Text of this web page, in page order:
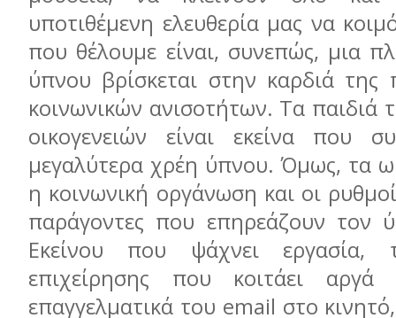
υποτιθέμενη ελευθερία μας να
που θέλουμε είναι, συνεπώς, μια
ύπνου βρίσκεται στην καρδιά
κοινωνικών ανισοτήτων. Τα
οικογενειών είναι εκείνα που
μεγαλύτερα χρέη ύπνου. Όμως, τα
η κοινωνική οργάνωση και οι
παράγοντες που επηρεάζουν τον
Εκείνου που ψάχνει εργασία,
επιχείρησης που κοιτάει
επαγγελματικά του email στο